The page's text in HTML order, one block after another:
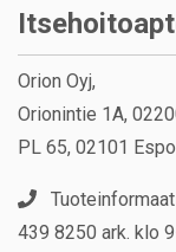
Orion Oyj,
Orionintie 1A,
PL 65, 02101
439 8250 ark. klo